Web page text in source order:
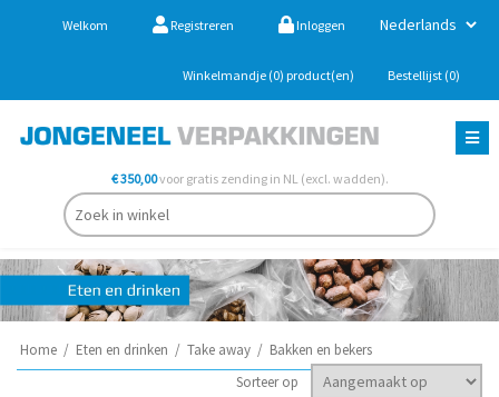
Welkom Registreren Inloggen
Winkelmandje (0) product(en) Bestellijst (0)
€ 350,00voor gratis zending in NL (excl. wadden).
Home / Eten en drinken / Take away / Bakken en bekers
Sorteer op